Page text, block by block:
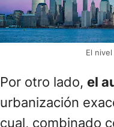
El
Por otro lado, el
urbanización
cual, combinado